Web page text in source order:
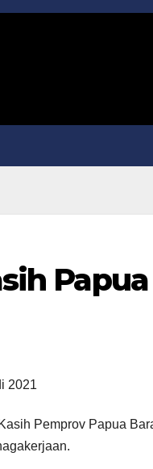
Pemprov Papua